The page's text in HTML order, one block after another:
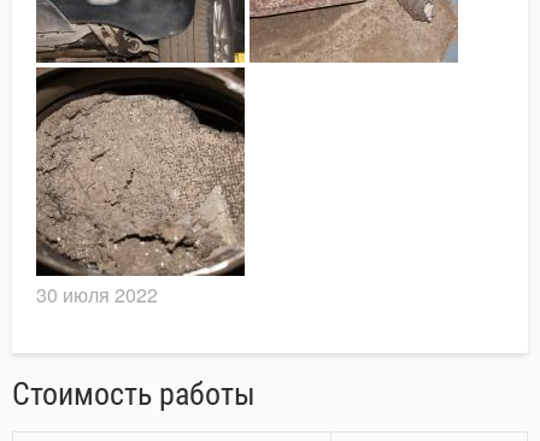
30 июля 2022
Стоимость работы